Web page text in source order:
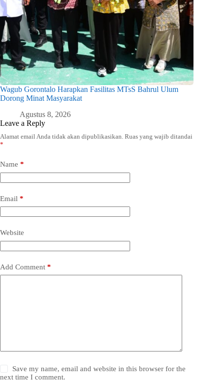
Wagub Gorontalo Harapkan Fasilitas MTsS Bahrul Ulum
Dorong Minat Masyarakat
Agustus 8, 2026
Leave a Reply
Alamat email Anda tidak akan dipublikasikan. Ruas yang wajib ditandai
*
Name *
Email *
Website
Add Comment *
Save my name, email and website in this browser for the
next time I comment.